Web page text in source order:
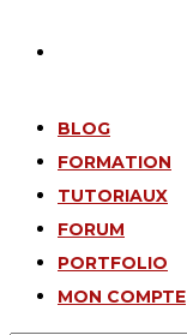
BLOG
FORMATION
TUTORIAUX
FORUM
PORTFOLIO
MON COMPTE